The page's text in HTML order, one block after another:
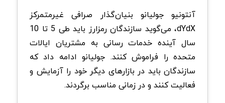
آنتونیو جولیانو بنیان‌گذار صرافی غیرمتمرکز
dYdX، می‌گوید سازندگان رمزارز باید طی 5 تا 10
سال آینده خدمات رسانی به مشتریان ایالات
متحده را فراموش کنند. جولیانو ادامه داد که
سازندگان باید در بازارهای دیگر خود را آزمایش و
فعالیت کنند و در زمانی مناسب برگردند.